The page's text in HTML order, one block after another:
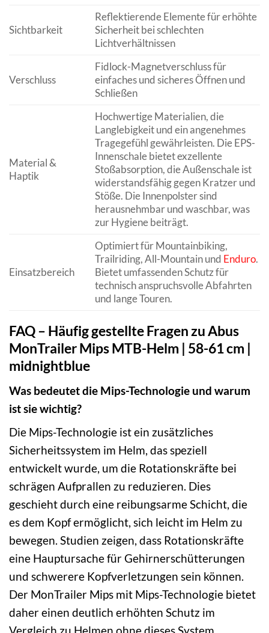
Sichtbarkeit
Reflektierende Elemente für erhöhte
Sicherheit bei schlechten
Lichtverhältnissen
Verschluss
Fidlock-Magnetverschluss für
einfaches und sicheres Öffnen und
Schließen
Material &
Haptik
Hochwertige Materialien, die
Langlebigkeit und ein angenehmes
Tragegefühl gewährleisten. Die EPS-
Innenschale bietet exzellente
Stoßabsorption, die Außenschale ist
widerstandsfähig gegen Kratzer und
Stöße. Die Innenpolster sind
herausnehmbar und waschbar, was
zur Hygiene beiträgt.
Einsatzbereich
Optimiert für Mountainbiking,
Trailriding, All-Mountain und Enduro.
Bietet umfassenden Schutz für
technisch anspruchsvolle Abfahrten
und lange Touren.
FAQ – Häufig gestellte Fragen zu Abus
MonTrailer Mips MTB-Helm | 58-61 cm |
midnightblue
Was bedeutet die Mips-Technologie und warum
ist sie wichtig?
Die Mips-Technologie ist ein zusätzliches
Sicherheitssystem im Helm, das speziell
entwickelt wurde, um die Rotationskräfte bei
schrägen Aufprallen zu reduzieren. Dies
geschieht durch eine reibungsarme Schicht, die
es dem Kopf ermöglicht, sich leicht im Helm zu
bewegen. Studien zeigen, dass Rotationskräfte
eine Hauptursache für Gehirnerschütterungen
und schwerere Kopfverletzungen sein können.
Der MonTrailer Mips mit Mips-Technologie bietet
daher einen deutlich erhöhten Schutz im